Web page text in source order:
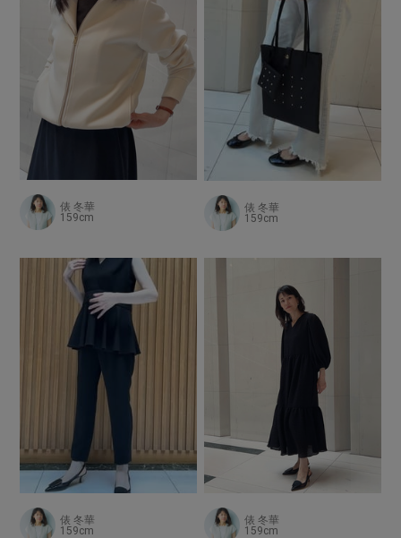
俵 冬華
159cm
俵 冬華
159cm
俵 冬華
159cm
俵 冬華
159cm